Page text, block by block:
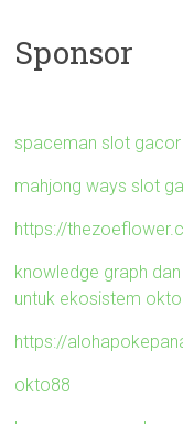
Sponsor
spaceman slot gacor
mahjong ways slot
https://
knowledge graph
untuk ekosistem
https://
okto88